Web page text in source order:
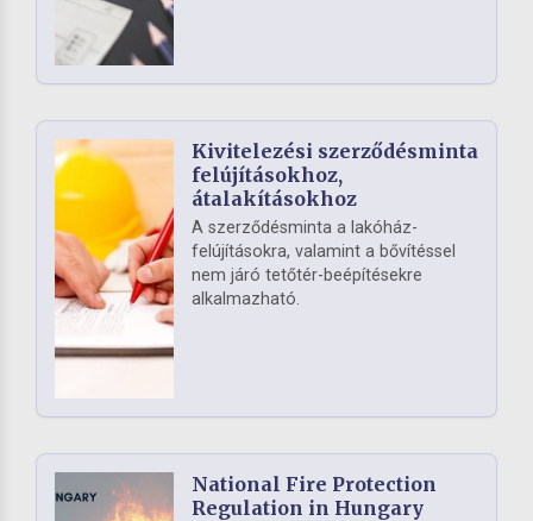
Kivitelezési szerződésminta
felújításokhoz,
átalakításokhoz
A szerződésminta a lakóház-
felújításokra, valamint a bővítéssel
nem járó tetőtér-beépítésekre
alkalmazható.
National Fire Protection
Regulation in Hungary